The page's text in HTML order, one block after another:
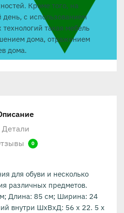
Кроме того, на
с использованием
такая мебель
дома, отражением
дома.
Детали
0
для обуви и несколько
различных предметов.
Длина: 85 см; Ширина: 24
внутри ШхВхД: 56 x 22. 5 x